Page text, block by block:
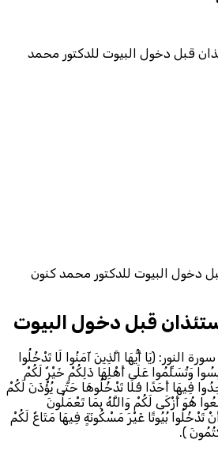
قبل دخول البيوت للدكتور محمد
دخول البيوت للدكتور محمد كنون
قبل دخول البيوت
النور: ﴿يَا أَيُّهَا الَّذِينَ آمَنُوا لَا تَدْخُلُوا
وَتُسَلِّمُوا عَلَى أَهْلِهَا ذَلِكُمْ خَيْرٌ لَكُمْ
فِيهَا أَحَدًا فَلَا تَدْخُلُوهَا حَتَّى يُؤْذَنَ لَكُمْ
هُوَ أَزْكَى لَكُمْ وَاللَّهُ بِمَا تَعْمَلُونَ
بُيُوتًا غَيْرَ مَسْكُونَةٍ فِيهَا مَتَاعٌ لَكُمْ
﴾.